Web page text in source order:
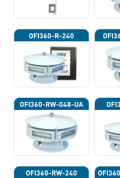
OFI360-R-240
OFI360-RW-048-UA
OFI360-RW-240